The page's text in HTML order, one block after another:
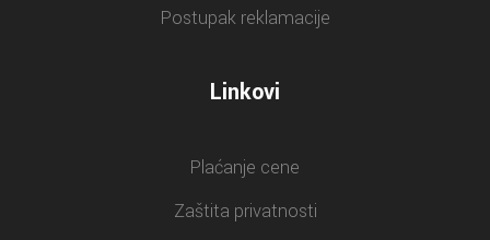
Postupak reklamacije
Linkovi
Plaćanje cene
Zaštita privatnosti